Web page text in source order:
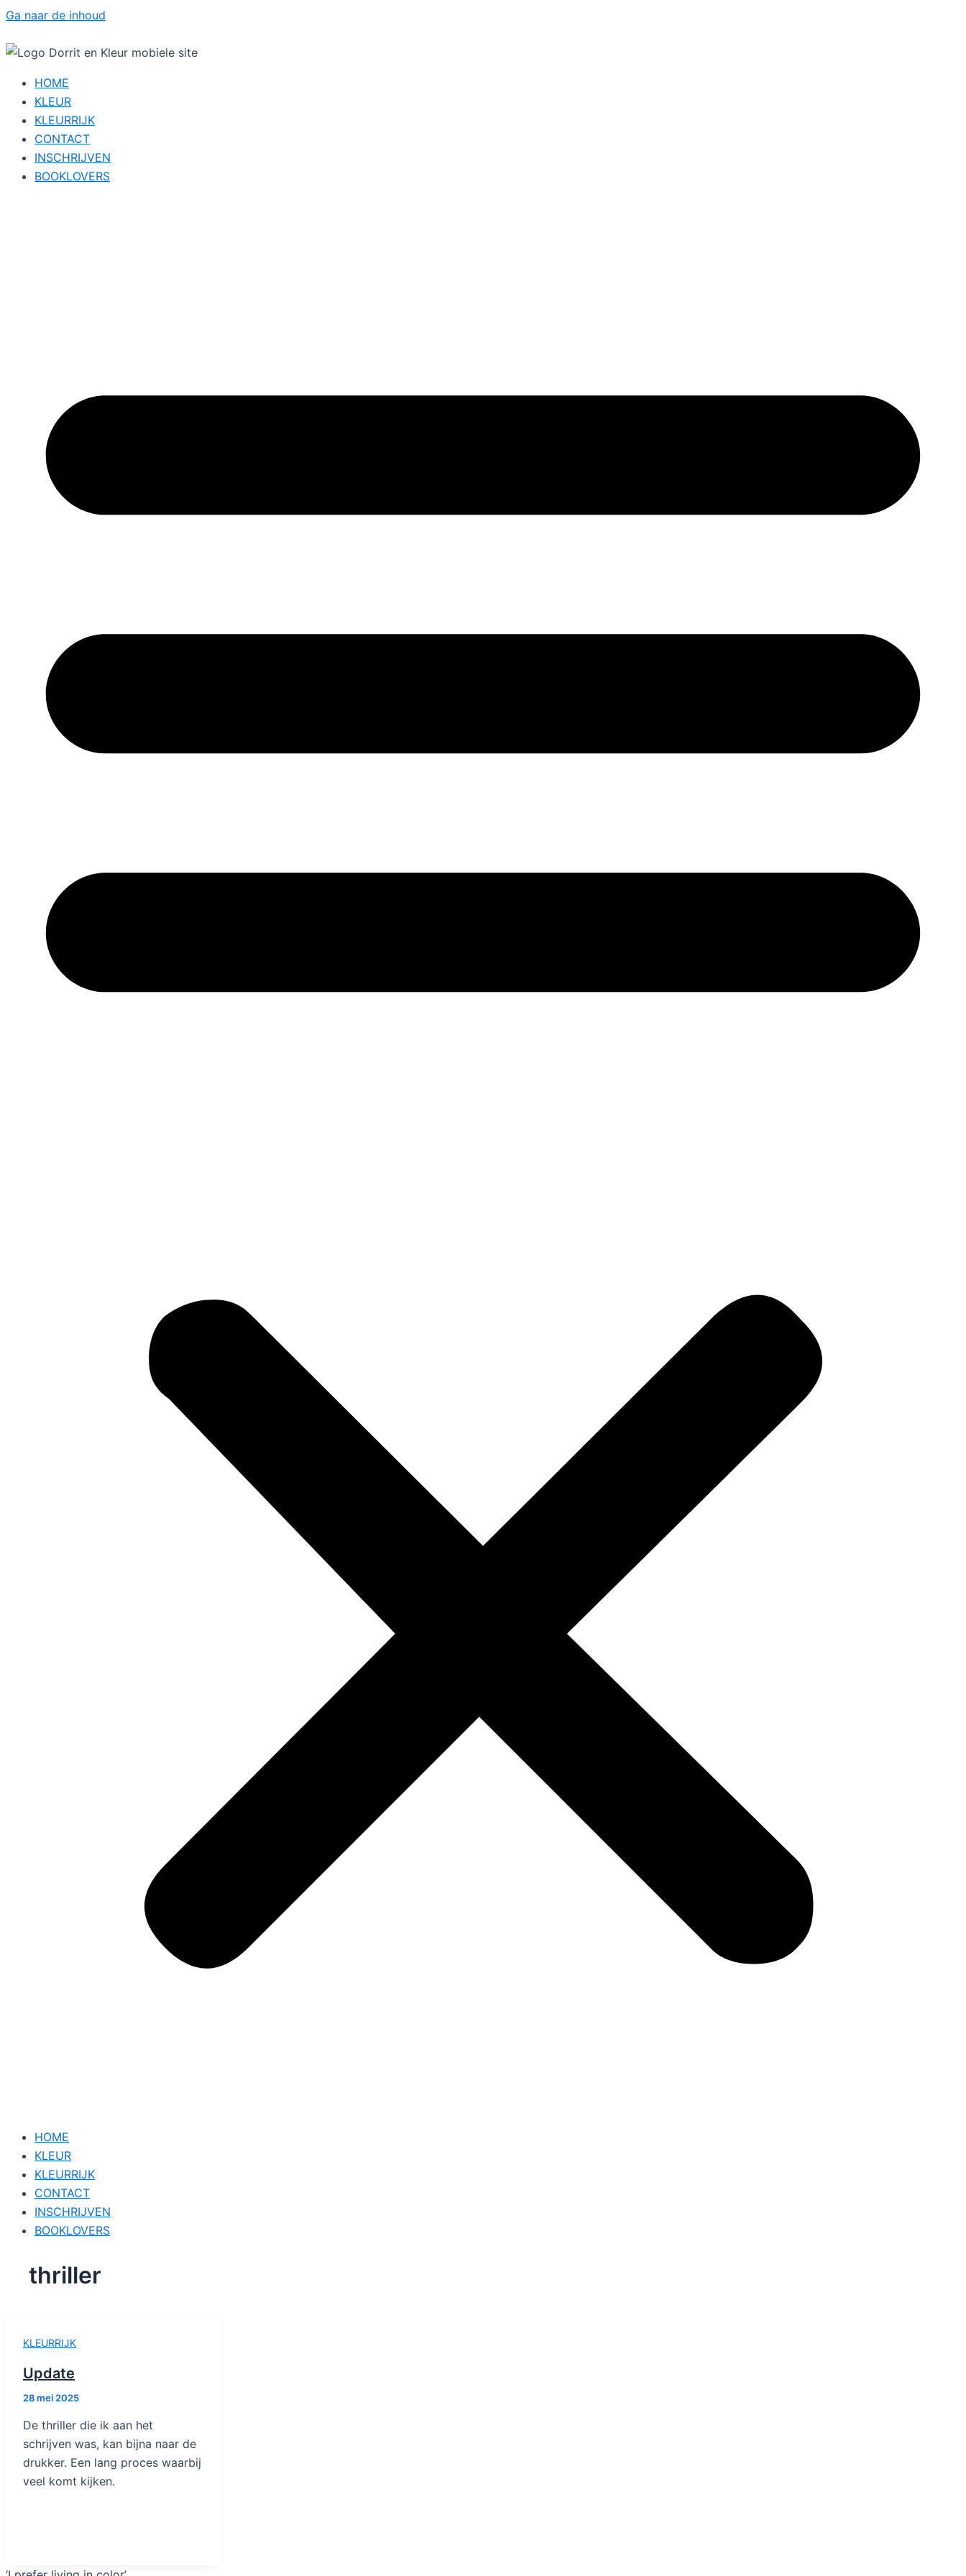
Ga naar de inhoud
HOME
KLEUR
KLEURRIJK
CONTACT
INSCHRIJVEN
BOOKLOVERS
HOME
KLEUR
KLEURRIJK
CONTACT
INSCHRIJVEN
BOOKLOVERS
thriller
KLEURRIJK
Update
28 mei 2025
De thriller die ik aan het
schrijven was, kan bijna naar de
drukker. Een lang proces waarbij
veel komt kijken.